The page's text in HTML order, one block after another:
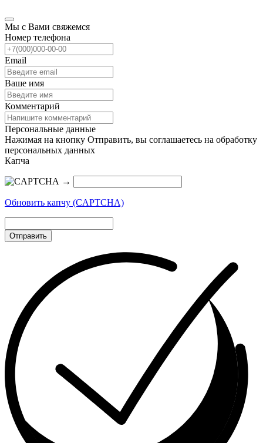
Мы с Вами свяжемся
Номер телефона
Email
Ваше имя
Комментарий
Персональные данные
Нажимая на кнопку Отправить, вы соглашаетесь на обработку
персональных данных
Капча
→
Обновить капчу (CAPTCHA)
Отправить